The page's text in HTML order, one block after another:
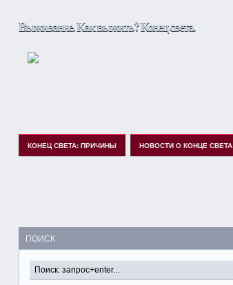
Выживание. Как выжить? Конец света.
КОНЕЦ СВЕТА: ПРИЧИНЫ НОВОСТИ О КОНЦЕ СВЕТА
ПОИСК